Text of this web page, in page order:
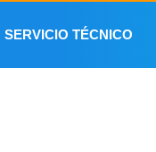
SERVICIO TÉCNICO